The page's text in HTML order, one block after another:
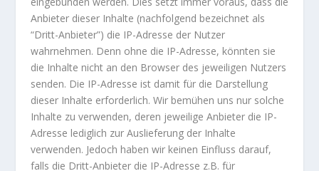
Anbieter dieser Inhalte (nachfolgend bezeichnet als
“Dritt-Anbieter”) die IP-Adresse der Nutzer
wahrnehmen. Denn ohne die IP-Adresse, könnten sie
die Inhalte nicht an den Browser des jeweiligen Nutzers
senden. Die IP-Adresse ist damit für die Darstellung
dieser Inhalte erforderlich. Wir bemühen uns nur solche
Inhalte zu verwenden, deren jeweilige Anbieter die IP-
Adresse lediglich zur Auslieferung der Inhalte
verwenden. Jedoch haben wir keinen Einfluss darauf,
falls die Dritt-Anbieter die IP-Adresse z.B. für